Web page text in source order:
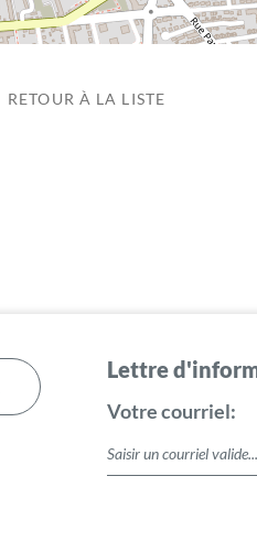
RETOUR À LA LISTE
Lettre
Votre courriel: